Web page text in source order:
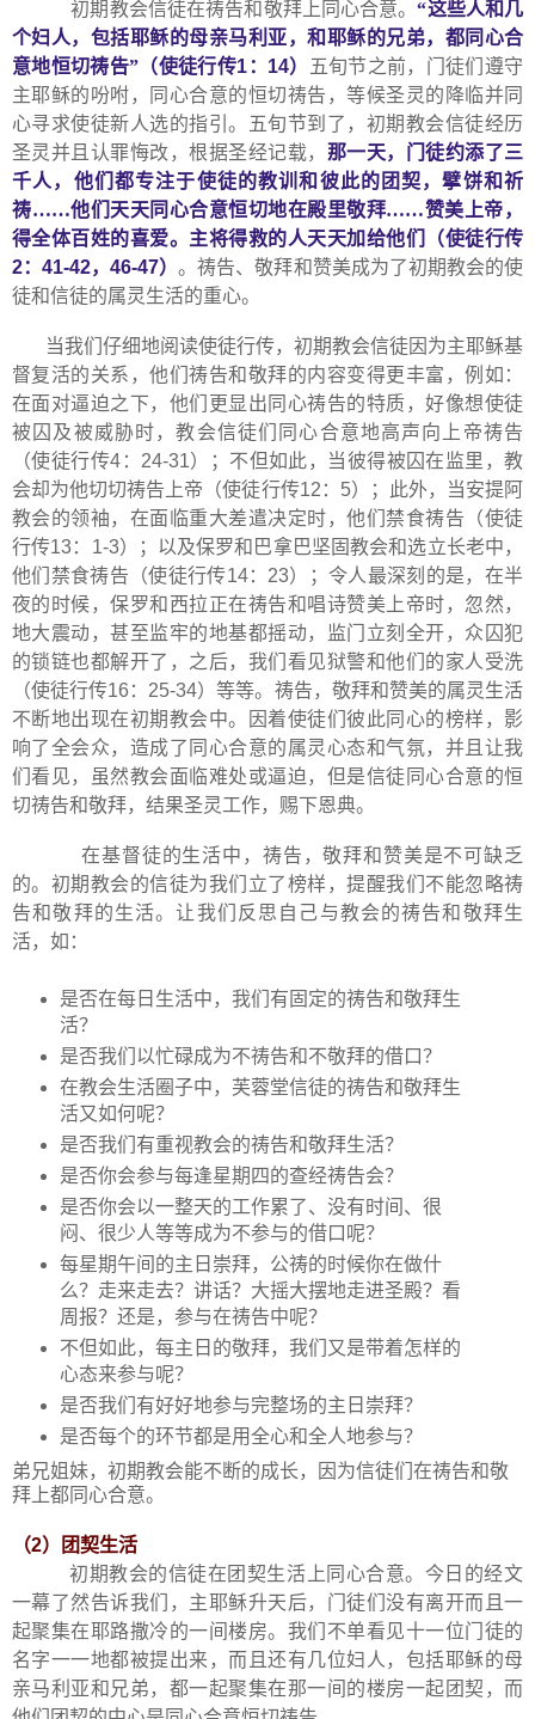
初期教会信徒在祷告和敬拜上同心合意。“这些人和几
个妇人，包括耶稣的母亲马利亚，和耶稣的兄弟，都同心合
意地恒切祷告”（使徒行传1： 14）
五旬节之前，门徒们遵守
主耶稣的吩咐，同心合意的恒切祷告，等候圣灵的降临并同
心寻求使徒新人选的指引。五旬节到了，初期教会信徒经历
圣灵并且认罪悔改，根据圣经记载， 那一天，门徒约添了三
千人，他们都专注于使徒的教训和彼此的团契，擘饼和祈
祷……他们天天同心合意恒切地在殿里敬拜……赞美上帝，
得全体百姓的喜爱。主将得救的人天天加给他们（使徒行传
2：41-42，46-47）。祷告、敬拜和赞美成为了初期教会的使
徒和信徒的属灵生活的重心。
当我们仔细地阅读使徒行传，初期教会信徒因为主耶稣基
督复活的关系，他们祷告和敬拜的内容变得更丰富，例如：
在面对逼迫之下，他们更显出同心祷告的特质，好像想使徒
被囚及被威胁时，教会信徒们同心合意地高声向上帝祷告
（使徒行传4 ： 24-31）；不但如此，当彼得被囚在监里，教
会却为他切切祷告上帝（使徒行传12 ： 5）；此外，当安提阿
教会的领袖，在面临重大差遣决定时，他们禁食祷告（使徒
行传13： 1-3）；以及保罗和巴拿巴坚固教会和选立长老中，
他们禁食祷告（使徒行传14： 23）；令人最深刻的是，在半
夜的时候，保罗和西拉正在祷告和唱诗赞美上帝时，忽然，
地大震动，甚至监牢的地基都摇动，监门立刻全开，众囚犯
的锁链也都解开了，之后，我们看见狱警和他们的家人受洗
（使徒行传16 ： 25-34）等等。祷告，敬拜和赞美的属灵生活
不断地出现在初期教会中。因着使徒们彼此同心的榜样，影
响了全会众，造成了同心合意的属灵心态和气氛，并且让我
们看见，虽然教会面临难处或逼迫，但是信徒同心合意的恒
切祷告和敬拜，结果圣灵工作，赐下恩典。
在基督徒的生活中，祷告，敬拜和赞美是不可缺乏
的。初期教会的信徒为我们立了榜样，提醒我们不能忽略祷
告和敬拜的生活。让我们反思自己与教会的祷告和敬拜生
活，如：
是否在每日生活中，我们有固定的祷告和敬拜生
活？
是否我们以忙碌成为不祷告和不敬拜的借口？
在教会生活圈子中，芙蓉堂信徒的祷告和敬拜生
活又如何呢？
是否我们有重视教会的祷告和敬拜生活？
是否你会参与每逢星期四的查经祷告会？
是否你会以一整天的工作累了、没有时间、很
闷、很少人等等成为不参与的借口呢？
每星期午间的主日崇拜，公祷的时候你在做什
么？走来走去？讲话？大摇大摆地走进圣殿？看
周报？还是，参与在祷告中呢？
不但如此，每主日的敬拜，我们又是带着怎样的
心态来参与呢？
是否我们有好好地参与完整场的主日崇拜？
是否每个的环节都是用全心和全人地参与？
弟兄姐妹，初期教会能不断的成长，因为信徒们在祷告和敬
拜上都同心合意。
（2）团契生活
初期教会的信徒在团契生活上同心合意。今日的经文
一幕了然告诉我们，主耶稣升天后，门徒们没有离开而且一
起聚集在耶路撒冷的一间楼房。我们不单看见十一位门徒的
名字一一地都被提出来，而且还有几位妇人，包括耶稣的母
亲马利亚和兄弟，都一起聚集在那一间的楼房一起团契，而